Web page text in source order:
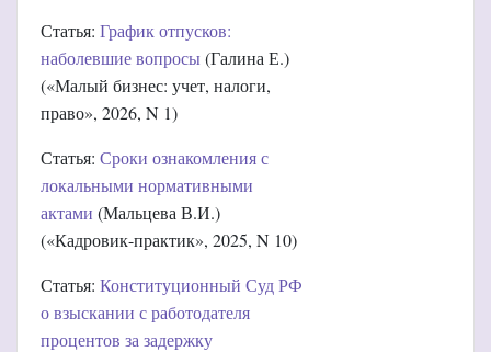
Статья: График отпусков:
наболевшие вопросы(Галина Е.)
(«Малый бизнес: учет, налоги,
право», 2026, N 1)
Статья: Сроки ознакомления с
локальными нормативными
актами (Мальцева В.И.)
(«Кадровик-практик», 2025, N 10)
Статья: Конституционный Суд РФ
о взыскании с работодателя
процентов за задержку